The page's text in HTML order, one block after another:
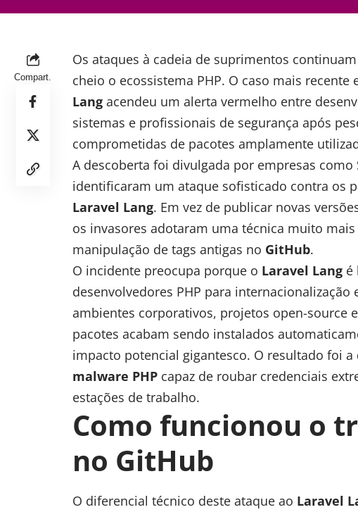
Compart.
Os ataques à cadeia de suprimentos
cheio o ecossistema PHP. O caso mais recente
Lang acendeu um alerta vermelho entre
sistemas e profissionais de segurança após
comprometidas de pacotes amplamente
A descoberta foi divulgada por empresas como
identificaram um ataque sofisticado contra os
Laravel Lang. Em vez de publicar novas
os invasores adotaram uma técnica muito
manipulação de tags antigas no GitHub.
O incidente preocupa porque o Laravel Lang é
desenvolvedores PHP para internacionalização
ambientes corporativos, projetos open-source
pacotes acabam sendo instalados
impacto potencial gigantesco. O resultado foi
malware PHP capaz de roubar credenciais
estações de trabalho.
Como funcionou o
no GitHub
O diferencial técnico deste ataque ao Laravel